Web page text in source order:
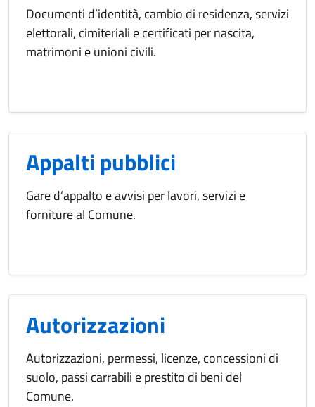
Documenti d’identità, cambio di residenza, servizi
elettorali, cimiteriali e certificati per nascita,
matrimoni e unioni civili.
Appalti pubblici
Gare d’appalto e avvisi per lavori, servizi e
forniture al Comune.
Autorizzazioni
Autorizzazioni, permessi, licenze, concessioni di
suolo, passi carrabili e prestito di beni del
Comune.